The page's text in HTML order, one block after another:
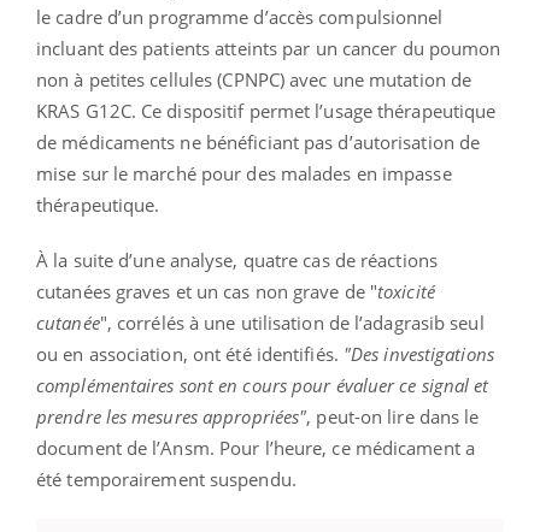
le cadre d’un programme d’accès compulsionnel
incluant des patients atteints par un cancer du poumon
non à petites cellules (CPNPC) avec une mutation de
KRAS G12C. Ce dispositif permet l’usage thérapeutique
de médicaments ne bénéficiant pas d’autorisation de
mise sur le marché pour des malades en impasse
thérapeutique.
À la suite d’une analyse, quatre cas de réactions
cutanées graves et un cas non grave de "toxicité
cutanée", corrélés à une utilisation de l’adagrasib seul
ou en association, ont été identifiés. "Des investigations
complémentaires sont en cours pour évaluer ce signal et
prendre les mesures appropriées", peut-on lire dans le
document de l’Ansm. Pour l’heure, ce médicament a
été temporairement suspendu.